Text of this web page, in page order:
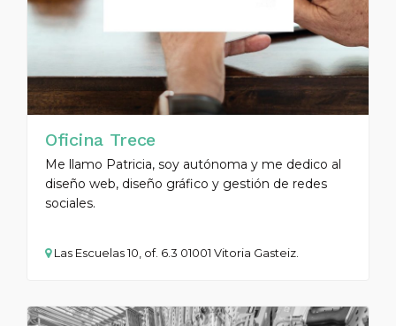
Oficina Trece
Me llamo Patricia, soy autónoma y me dedico al
diseño web, diseño gráfico y gestión de redes
sociales.
Las Escuelas 10, of. 6.3 01001 Vitoria Gasteiz.